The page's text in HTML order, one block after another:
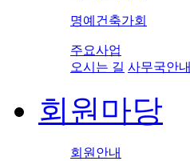
명예건축가회
주요사업
오시는 길 사무국안내
회원마당
회원안내